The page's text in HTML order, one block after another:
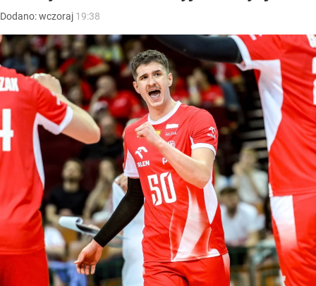
Dodano:wczoraj 19:38